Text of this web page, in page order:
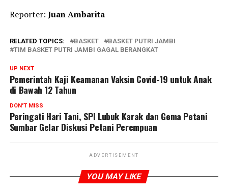
Reporter: Juan Ambarita
RELATED TOPICS: BASKET
BASKET PUTRI JAMBI
TIM BASKET PUTRI JAMBI GAGAL BERANGKAT
UP NEXT
Pemerintah Kaji Keamanan Vaksin Covid-19 untuk Anak
di Bawah 12 Tahun
DON'T MISS
Peringati Hari Tani, SPI Lubuk Karak dan Gema Petani
Sumbar Gelar Diskusi Petani Perempuan
ADVERTISEMENT
YOU MAY LIKE